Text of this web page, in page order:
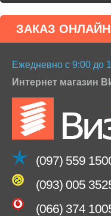
ЗАКАЗ ОНЛАЙН
Ежедневно с 9:00 до
Интернет магазин
(097) 559
(093) 005
(066) 374